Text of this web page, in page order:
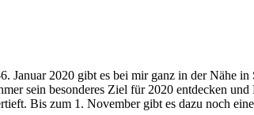
2020 gibt es bei mir ganz in der Nähe in
sein besonderes Ziel für 2020 entdecken
Bis zum 1. November gibt es dazu noch